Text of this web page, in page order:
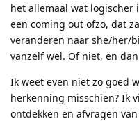
het allemaal wat logischer
een coming out ofzo, dat
veranderen naar she/her/
vanzelf wel. Of niet, en
Ik weet even niet zo goed
herkenning misschien? Ik
ontdekken en afvragen